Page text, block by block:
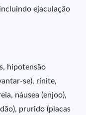
ejaculação
hipotensão
se), rinite,
náusea (enjoo),
prurido (placas